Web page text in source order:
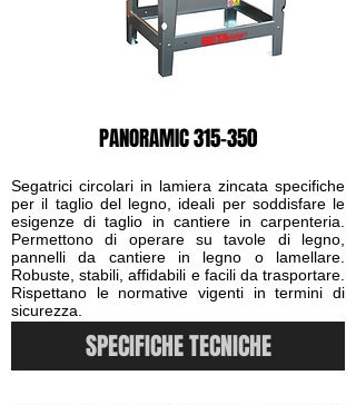
PANORAMIC 315-350
Segatrici circolari in lamiera zincata specifiche
per il taglio del legno, ideali per soddisfare le
esigenze di taglio in cantiere in carpenteria.
Permettono di operare su tavole di legno,
pannelli da cantiere in legno o lamellare.
Robuste, stabili, affidabili e facili da trasportare.
Rispettano le normative vigenti in termini di
sicurezza.
SPECIFICHE TECNICHE